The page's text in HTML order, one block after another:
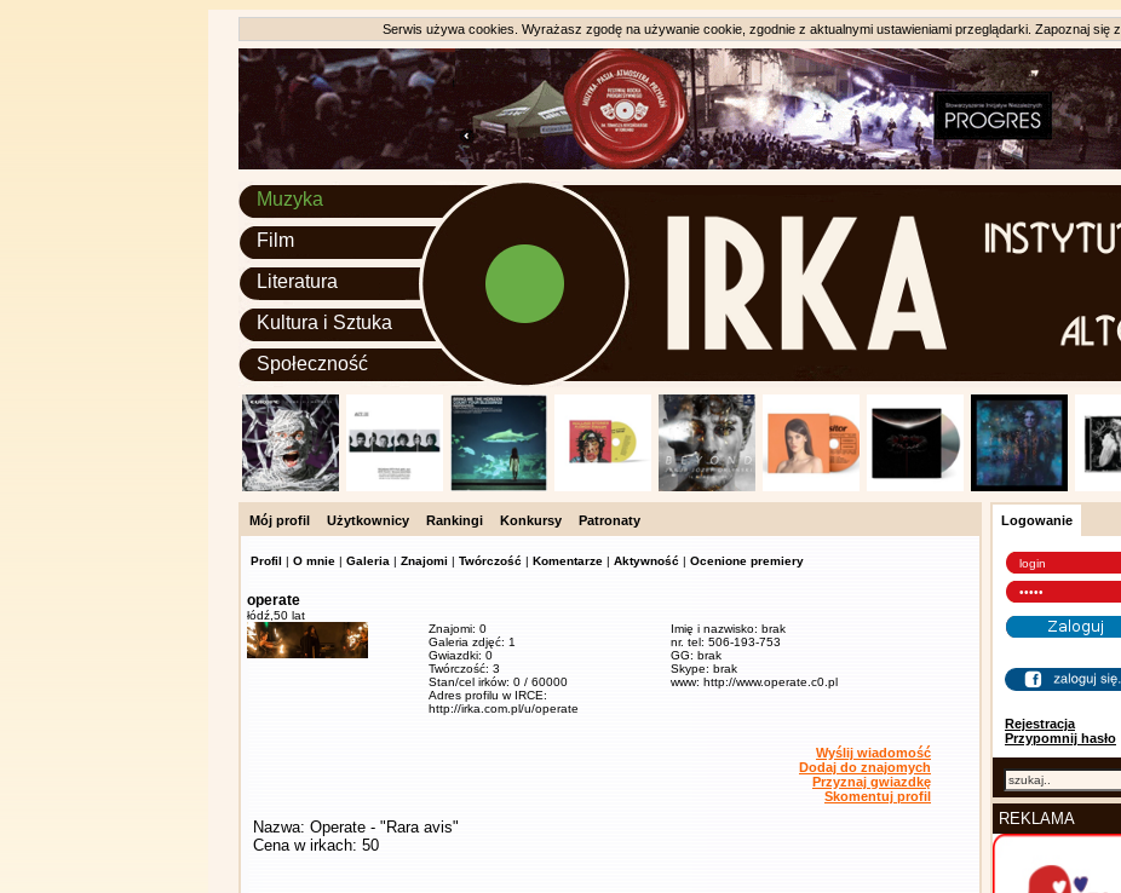
Serwis używa cookies. Wyrażasz zgodę na używanie cookie, zgodnie z aktualnymi ustawieniami przeglądarki. Zapoznaj się z
Muzyka
Film
Literatura
Kultura i Sztuka
Społeczność
Mój profil Użytkownicy Rankingi Konkursy Patronaty
Profil | O mnie | Galeria | Znajomi | Twórczość | Komentarze | Aktywność | Ocenione premiery
operate
łódź, 50 lat
Znajomi: 0
Galeria zdjęć: 1
Gwiazdki: 0
Twórczość: 3
Stan/cel irków: 0 / 60000
Adres profilu w IRCE:
http://irka.com.pl/u/operate
Imię i nazwisko: brak
nr. tel: 506-193-753
GG: brak
Skype: brak
www: http://www.operate.c0.pl
Wyślij wiadomość
Dodaj do znajomych
Przyznaj gwiazdkę
Skomentuj profil
Nazwa: Operate - "Rara avis"
Cena w irkach: 50
Logowanie
Rejestracja
Przypomnij hasło
REKLAMA